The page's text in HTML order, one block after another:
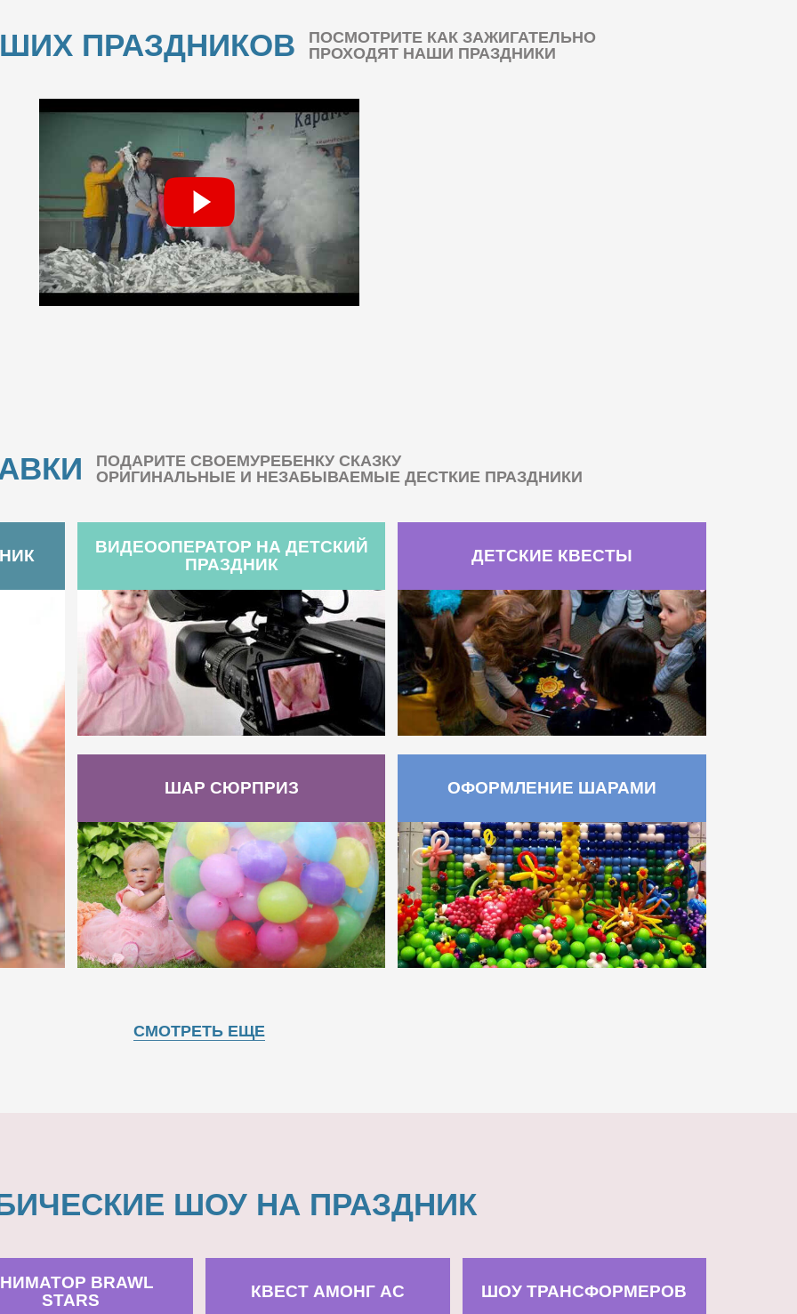
ПРАЗДНИКОВ
ПОСМОТРИТЕ КАК ЗАЖИГАТЕЛЬНО
ПРОХОДЯТ НАШИ ПРАЗДНИКИ
ПОДАРИТЕ СВОЕМУРЕБЕНКУ СКАЗКУ
ОРИГИНАЛЬНЫЕ И НЕЗАБЫВАЕМЫЕ ДЕСТКИЕ ПРАЗДНИКИ
ВИДЕООПЕРАТОР НА ДЕТСКИЙ
ПРАЗДНИК
ДЕТСКИЕ КВЕСТЫ
ШАР СЮРПРИЗ ОФОРМЛЕНИЕ ШАРАМИ
СМОТРЕТЬ ЕЩЕ
ШОУ НА ПРАЗДНИК
BRAWL
STARS
КВЕСТ АМОНГ АС ШОУ ТРАНСФОРМЕРОВ